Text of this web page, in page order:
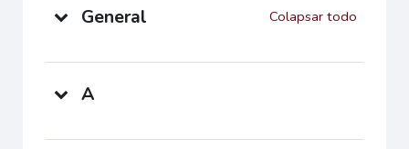
General Colapsar todo
A